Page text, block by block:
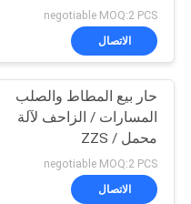
بولت
المطاط
26
B450X86ZZ * 55
negotiable MOQ:2 PCS
الاتصال
حار بيع المطاط والصلب
المسارات / الزاحف لآلة
محمل ZZS /
ZB450X86X56
negotiable MOQ:2 PCS
الاتصال